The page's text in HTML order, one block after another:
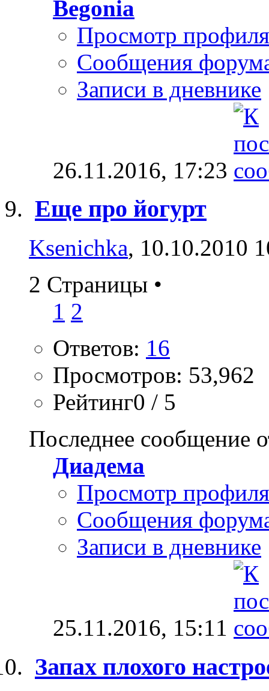
Begonia
Просмотр профиля
Сообщения
Записи в дневнике
26.11.2016, 17:23
Еще про йогурт
Ksenichka, 10.10.2010
2 Страницы •
1 2
Ответов: 16
Просмотров: 53,962
Рейтинг0 / 5
Последнее сообщение
Диадема
Просмотр профиля
Сообщения
Записи в дневнике
25.11.2016, 15:11
Запах плохого